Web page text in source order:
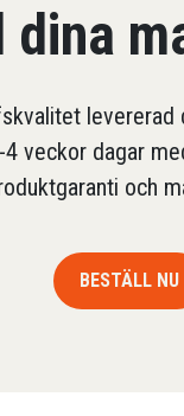
dina
veckor dagar
och
BESTÄLL NU